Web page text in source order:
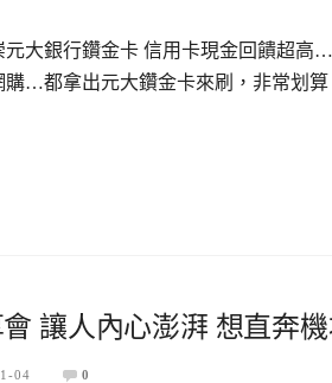
大銀行鑽金卡 信用卡現金回饋超高
…都拿出元大鑽金卡來刷，非常划
讓人內心澎湃 想直奔
04 0